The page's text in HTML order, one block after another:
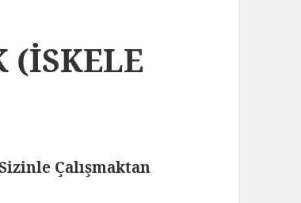
(İSKELE
Çalışmaktan